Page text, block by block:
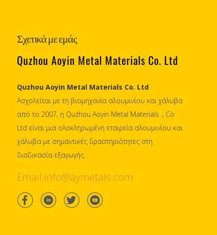
Σχετικά με εμάς
Quzhou Aoyin Metal Materials Co. Ltd
Quzhou Aoyin Metal Materials Co. Ltd
Ασχολείται με τη βιομηχανία αλουμινίου και χάλυβα
από το 2007, η Quzhou Aoyin Metal Materials ., Co
Ltd είναι μια ολοκληρωμένη εταιρεία αλουμινίου και
χάλυβα με σημαντικές δραστηριότητες στη
διαδικασία εξαγωγής.
Email:info@aymetals.com